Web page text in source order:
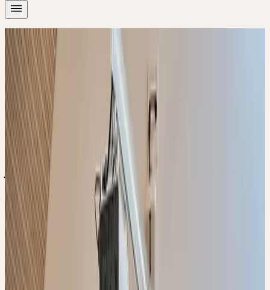
/Académie
/CERES FACHEXPERTIN / CERES FACHEXPERTE
FORTBILDUNG
Séminaire thématique
Professionnels
CERES FACHEXPERTIN
/ CERES FACHEXPERTE
FORTBILDUNG
5 modules
Modules
Présentiel En ligne Séminaire thématique
Professionnels